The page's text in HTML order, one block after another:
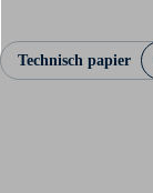
Technisch papier